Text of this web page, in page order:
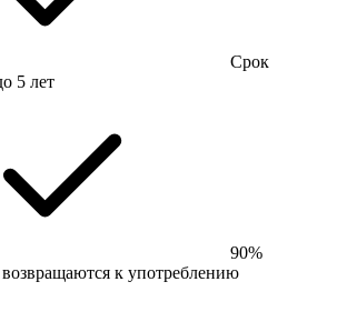
Срок
5 лет
90%
к употреблению